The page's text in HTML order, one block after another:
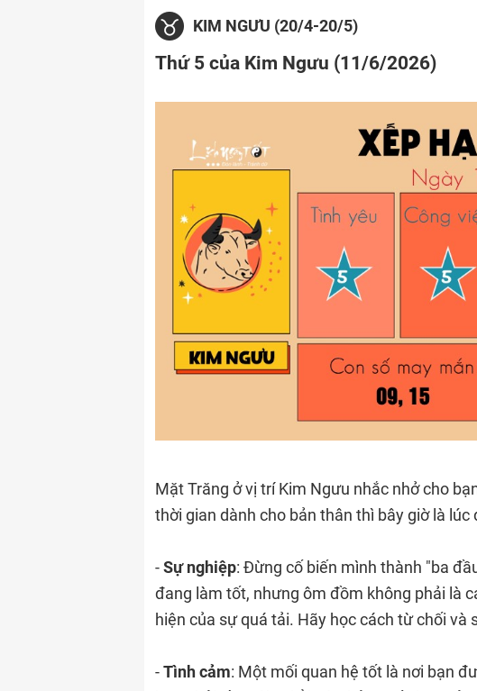
KIM NGƯU (20/4-20/5)
Thứ 5 của Kim Ngưu (11/6/2026)
Mặt Trăng ở vị trí Kim Ngưu nhắc nhở cho
thời gian dành cho bản thân thì bây giờ là
-Sự nghiệp: Đừng cố biến mình thành "ba
đang làm tốt, nhưng ôm đồm không phải là
hiện của sự quá tải. Hãy học cách từ chối và
-Tình cảm: Một mối quan hệ tốt là nơi bạn